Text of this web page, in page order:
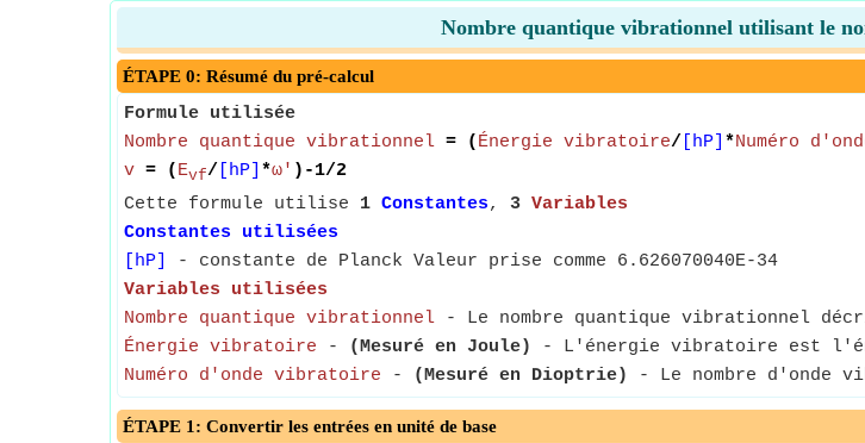
Nombre quantique vibrationnel utilisant le
ÉTAPE 0: Résumé du pré-calcul
Formule utilisée
Nombre quantique vibrationnel = ( Énergie vibratoire/ [hP] *Numéro
v = ( Evf/ [hP] *ω' )-1/2
Cette formule utilise 1 Constantes, 3 Variables
Constantes utilisées
[hP]
- constante de Planck Valeur prise comme 6.626070040E-34
Variables utilisées
Nombre quantique vibrationnel - Le nombre quantique vibrationnel
Énergie vibratoire - (Mesuré en Joule)
- L'énergie vibratoire est
Numéro d'onde vibratoire - (Mesuré en Dioptrie) - Le nombre d'onde
ÉTAPE 1: Convertir les entrées en unité de base